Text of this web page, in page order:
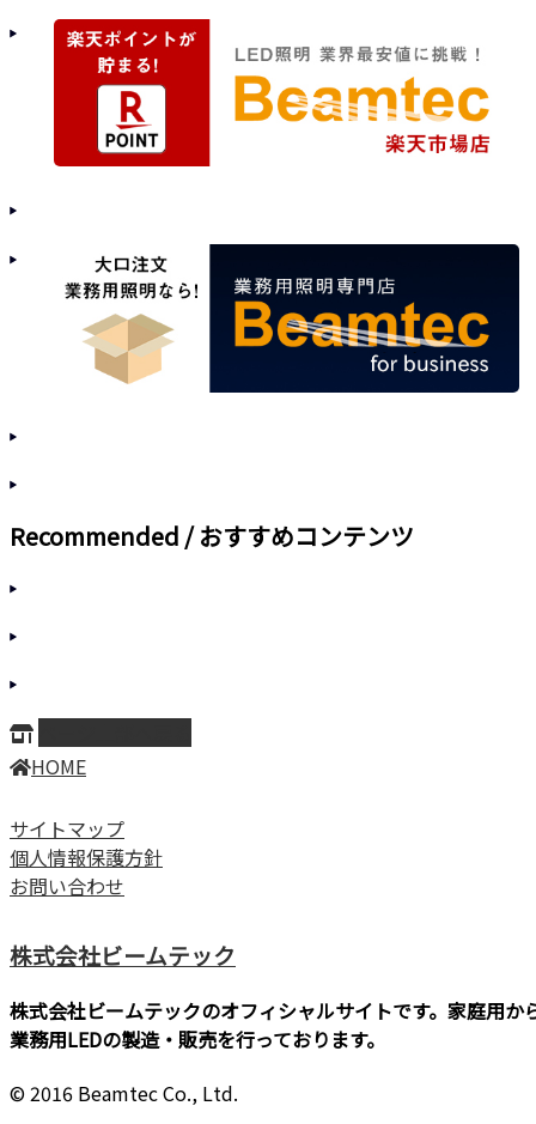
Recommended / おすすめコンテンツ
HOME
サイトマップ
個人情報保護方針
お問い合わせ
株式会社ビームテック
株式会社ビームテックのオフィシャルサイトです。家庭用か
業務用LEDの製造・販売を行っております。
© 2016 Beamtec Co., Ltd.